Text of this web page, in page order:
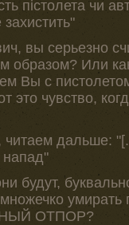
пістолета чи
вы серьезно
образом? Или
Вы с
это чувство,
читаем дальше:
напад"
будут,
ОТПОР?